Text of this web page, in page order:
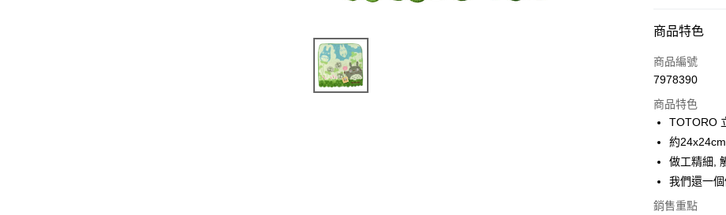
付款方式
信用卡一次付款
3 期 0 利
合作金庫商
華南商業銀
國泰世華商
臺灣中小企
超商取貨付款
Apple Pay
商品特色
商品編號
7978390
商品特色
TOTORO
約
做工精細,
我們還一
銷售重點